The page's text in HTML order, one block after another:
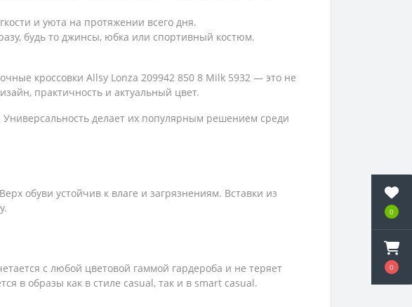
0
0
и уюта на протяжении всего дня.
будь то джинсы, юбка или спортивный костюм.
кроссовки Allsy Lonza 209942 850 8 Milk 5932 — это не
практичность и актуальный цвет.
делает их популярным решением среди
обуви устойчив к влаге и загрязнениям. Вставки из
с любой цветовой гаммой гардероба и не теряет
в образы как в стиле casual, так и в smart casual.